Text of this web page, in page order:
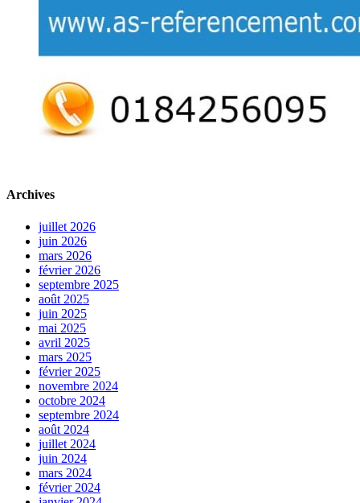
Archives
juillet 2026
juin 2026
mars 2026
février 2026
septembre 2025
août 2025
juin 2025
mai 2025
avril 2025
mars 2025
février 2025
novembre 2024
octobre 2024
septembre 2024
août 2024
juillet 2024
juin 2024
mars 2024
février 2024